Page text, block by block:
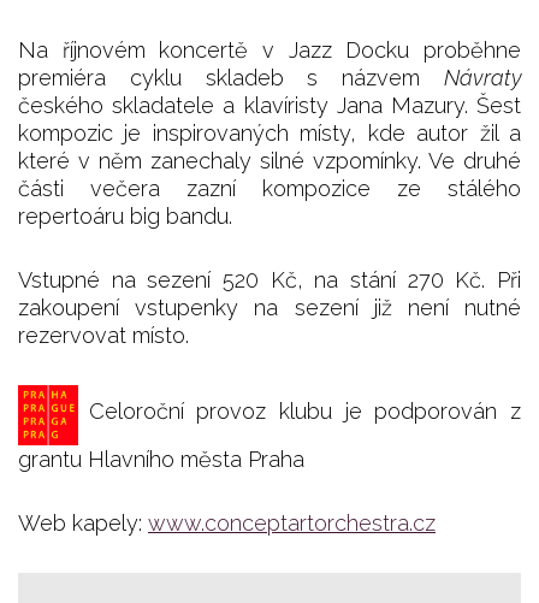
Na říjnovém koncertě v Jazz Docku proběhne
premiéra cyklu skladeb s názvem Návraty
českého skladatele a klavíristy Jana Mazury. Šest
kompozic je inspirovaných místy, kde autor žil a
které v něm zanechaly silné vzpomínky. Ve druhé
části večera zazní kompozice ze stálého
repertoáru big bandu.
Vstupné na sezení 520 Kč, na stání 270 Kč. Při
zakoupení vstupenky na sezení již není nutné
rezervovat místo.
Celoroční provoz klubu je podporován z
grantu Hlavního města Praha
Web kapely: www.conceptartorchestra.cz